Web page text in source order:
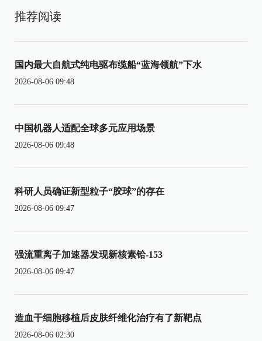
推荐阅读
国内最大自航式纯电驱布缆船“蓝海领航”下水
2026-08-06 09:48
中国机器人适配全球多元应用场景
2026-08-06 09:48
科研人员确证新型粒子“胶球”的存在
2026-08-06 09:47
强流重离子加速器发现新核素铪-153
2026-08-06 09:47
造血干细胞移植后皮肤纤维化治疗有了新靶点
2026-08-06 02:30